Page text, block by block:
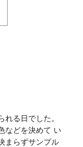
る日でした。
などを決めて い
まらずサンプル